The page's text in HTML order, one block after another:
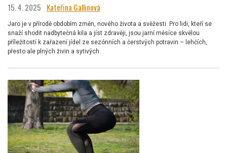
15. 4. 2025 Kateřina Gallinová
Jaro je v přírodě obdobím změn, nového života a svěžesti. Pro lidi, kteří se
snaží shodit nadbytečná kila a jíst zdravěji, jsou jarní měsíce skvělou
příležitostí k zařazení jídel ze sezónních a čerstvých potravin – lehčích,
přesto ale plných živin a sytivých.